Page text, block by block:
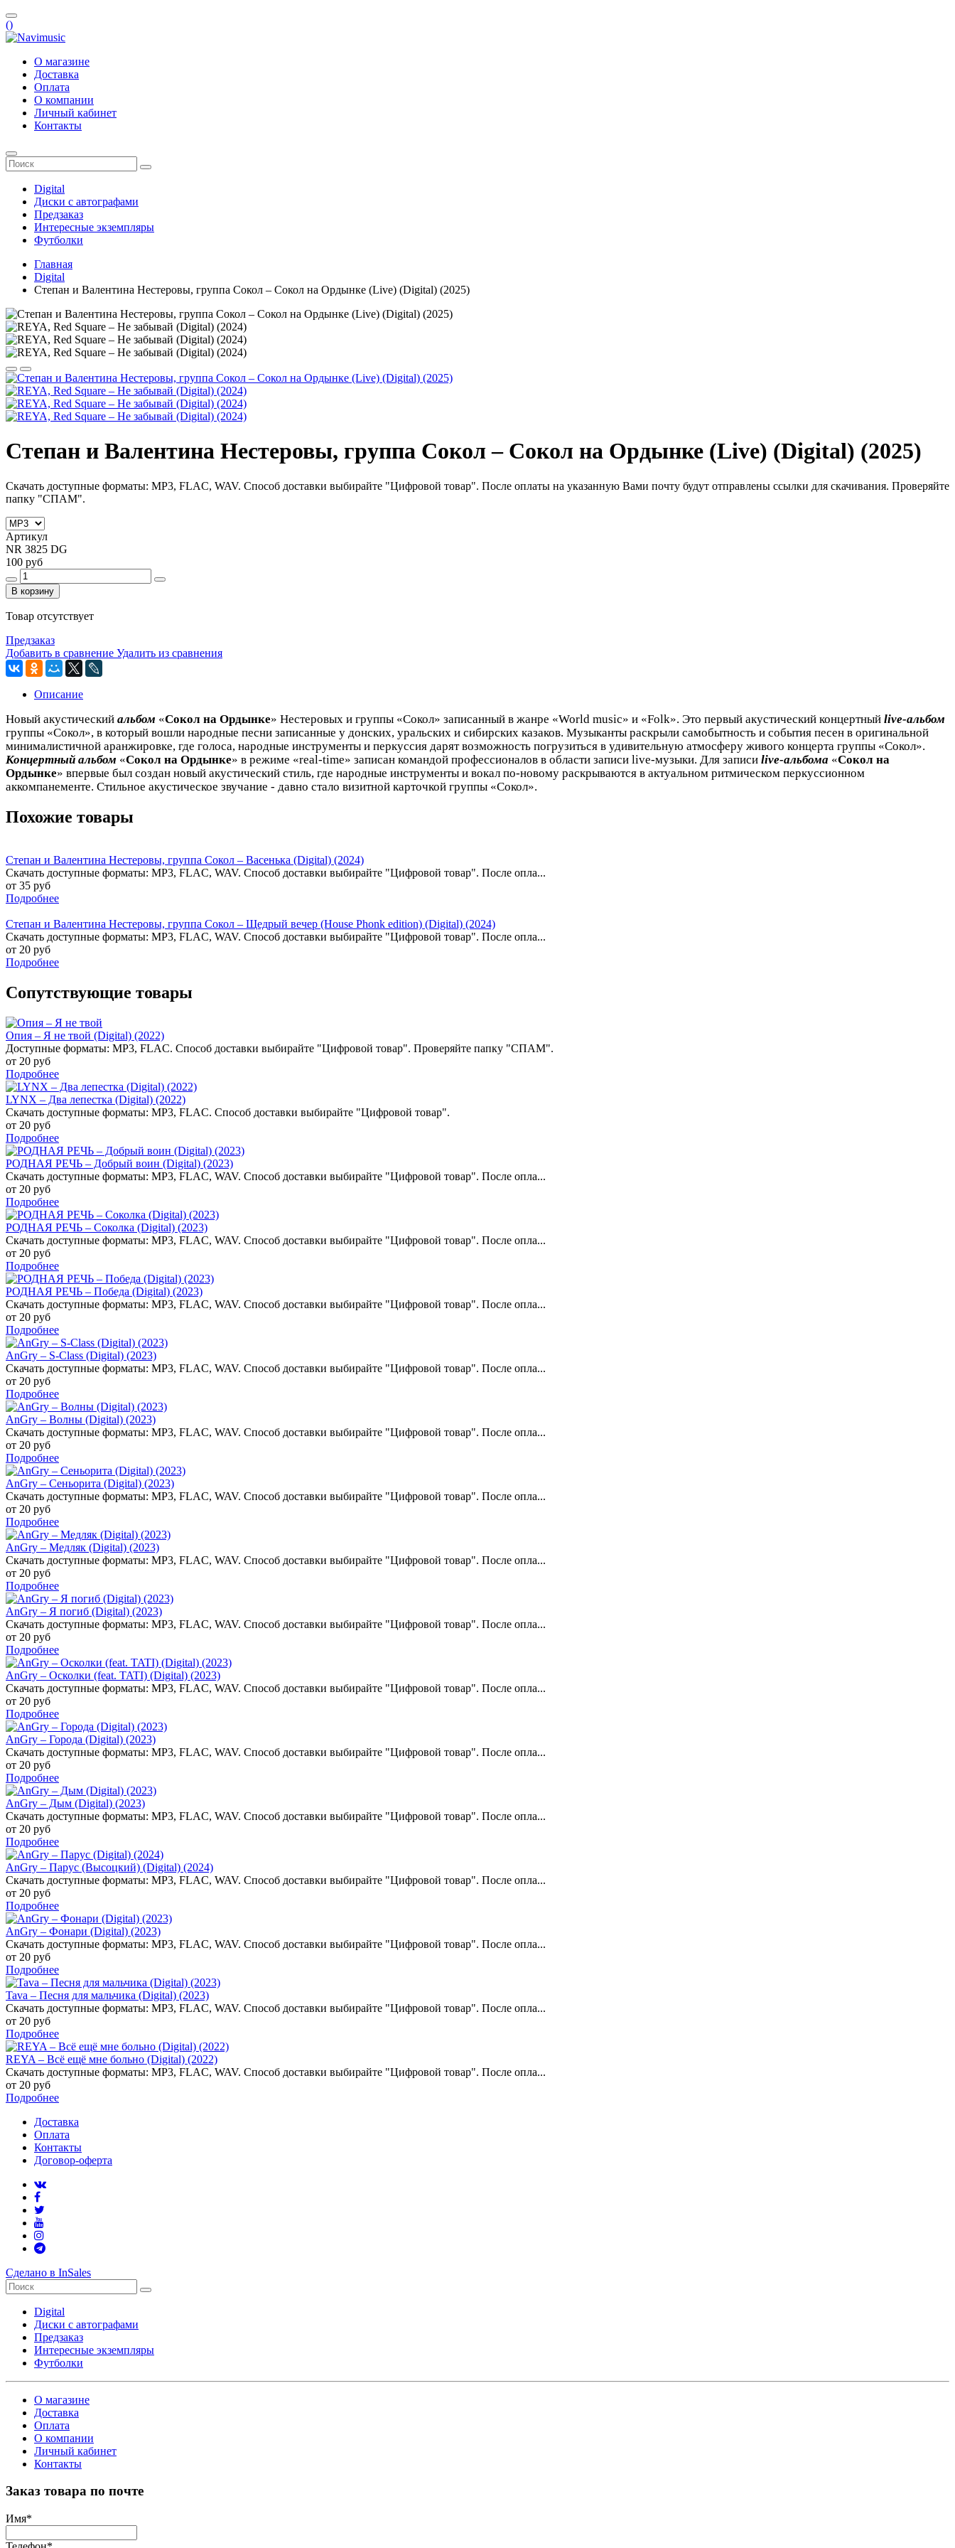
()
О магазине
Доставка
Оплата
О компании
Личный кабинет
Контакты
Digital
Диски с автографами
Предзаказ
Интересные экземпляры
Футболки
Главная
Digital
Степан и Валентина Нестеровы, группа Сокол – Сокол на Ордынке (Live) (Digital) (2025)
Степан и Валентина Нестеровы, группа Сокол – Сокол на Ордынке (Live) (Digital) (2025)
Скачать доступные форматы: MP3, FLAC, WAV. Способ доставки выбирайте "Цифровой товар". После оплаты на указанную Вами почту будут отправлены ссылки для скачивания. Проверяйте
папку "СПАМ".
Артикул
NR 3825 DG
100 руб
В корзину
Товар отсутствует
Предзаказ
Добавить в сравнение Удалить из сравнения
Описание
Новый акустический альбом «Сокол на Ордынке» Нестеровых и группы «Сокол» записанный в жанре «World music» и «Folk». Это первый акустический концертный live-альбом
группы «Сокол», в который вошли народные песни записанные у донских, уральских и сибирских казаков. Музыканты раскрыли самобытность и события песен в оригинальной
минималистичной аранжировке, где голоса, народные инструменты и перкуссия дарят возможность погрузиться в удивительную атмосферу живого концерта группы «Сокол».
Концертный альбом «Сокол на Ордынке» в режиме «real-time» записан командой профессионалов в области записи live-музыки. Для записи live-альбома «Сокол на
Ордынке» впервые был создан новый акустический стиль, где народные инструменты и вокал по-новому раскрываются в актуальном ритмическом перкуссионном
аккомпанементе. Стильное акустическое звучание - давно стало визитной карточкой группы «Сокол».
Похожие товары
Степан и Валентина Нестеровы, группа Сокол – Васенька (Digital) (2024)
Скачать доступные форматы: MP3, FLAC, WAV. Способ доставки выбирайте "Цифровой товар". После опла...
от 35 руб
Подробнее
Степан и Валентина Нестеровы, группа Сокол – Щедрый вечер (House Phonk edition) (Digital) (2024)
Скачать доступные форматы: MP3, FLAC, WAV. Способ доставки выбирайте "Цифровой товар". После опла...
от 20 руб
Подробнее
Сопутствующие товары
Опия – Я не твой (Digital) (2022)
Доступные форматы: MP3, FLAC. Способ доставки выбирайте "Цифровой товар". Проверяйте папку "СПАМ".
от 20 руб
Подробнее
LYNX – Два лепестка (Digital) (2022)
Скачать доступные форматы: MP3, FLAC. Способ доставки выбирайте "Цифровой товар".
от 20 руб
Подробнее
РОДНАЯ РЕЧЬ – Добрый воин (Digital) (2023)
Скачать доступные форматы: MP3, FLAC, WAV. Способ доставки выбирайте "Цифровой товар". После опла...
от 20 руб
Подробнее
РОДНАЯ РЕЧЬ – Соколка (Digital) (2023)
Скачать доступные форматы: MP3, FLAC, WAV. Способ доставки выбирайте "Цифровой товар". После опла...
от 20 руб
Подробнее
РОДНАЯ РЕЧЬ – Победа (Digital) (2023)
Скачать доступные форматы: MP3, FLAC, WAV. Способ доставки выбирайте "Цифровой товар". После опла...
от 20 руб
Подробнее
AnGry – S-Class (Digital) (2023)
Скачать доступные форматы: MP3, FLAC, WAV. Способ доставки выбирайте "Цифровой товар". После опла...
от 20 руб
Подробнее
AnGry – Волны (Digital) (2023)
Скачать доступные форматы: MP3, FLAC, WAV. Способ доставки выбирайте "Цифровой товар". После опла...
от 20 руб
Подробнее
AnGry – Сеньорита (Digital) (2023)
Скачать доступные форматы: MP3, FLAC, WAV. Способ доставки выбирайте "Цифровой товар". После опла...
от 20 руб
Подробнее
AnGry – Медляк (Digital) (2023)
Скачать доступные форматы: MP3, FLAC, WAV. Способ доставки выбирайте "Цифровой товар". После опла...
от 20 руб
Подробнее
AnGry – Я погиб (Digital) (2023)
Скачать доступные форматы: MP3, FLAC, WAV. Способ доставки выбирайте "Цифровой товар". После опла...
от 20 руб
Подробнее
AnGry – Осколки (feat. TATI) (Digital) (2023)
Скачать доступные форматы: MP3, FLAC, WAV. Способ доставки выбирайте "Цифровой товар". После опла...
от 20 руб
Подробнее
AnGry – Города (Digital) (2023)
Скачать доступные форматы: MP3, FLAC, WAV. Способ доставки выбирайте "Цифровой товар". После опла...
от 20 руб
Подробнее
AnGry – Дым (Digital) (2023)
Скачать доступные форматы: MP3, FLAC, WAV. Способ доставки выбирайте "Цифровой товар". После опла...
от 20 руб
Подробнее
AnGry – Парус (Высоцкий) (Digital) (2024)
Скачать доступные форматы: MP3, FLAC, WAV. Способ доставки выбирайте "Цифровой товар". После опла...
от 20 руб
Подробнее
AnGry – Фонари (Digital) (2023)
Скачать доступные форматы: MP3, FLAC, WAV. Способ доставки выбирайте "Цифровой товар". После опла...
от 20 руб
Подробнее
Tava – Песня для мальчика (Digital) (2023)
Скачать доступные форматы: MP3, FLAC, WAV. Способ доставки выбирайте "Цифровой товар". После опла...
от 20 руб
Подробнее
REYA – Всё ещё мне больно (Digital) (2022)
Скачать доступные форматы: MP3, FLAC, WAV. Способ доставки выбирайте "Цифровой товар". После опла...
от 20 руб
Подробнее
Доставка
Оплата
Контакты
Договор-оферта
Сделано в InSales
Digital
Диски с автографами
Предзаказ
Интересные экземпляры
Футболки
О магазине
Доставка
Оплата
О компании
Личный кабинет
Контакты
Заказ товара по почте
Имя*